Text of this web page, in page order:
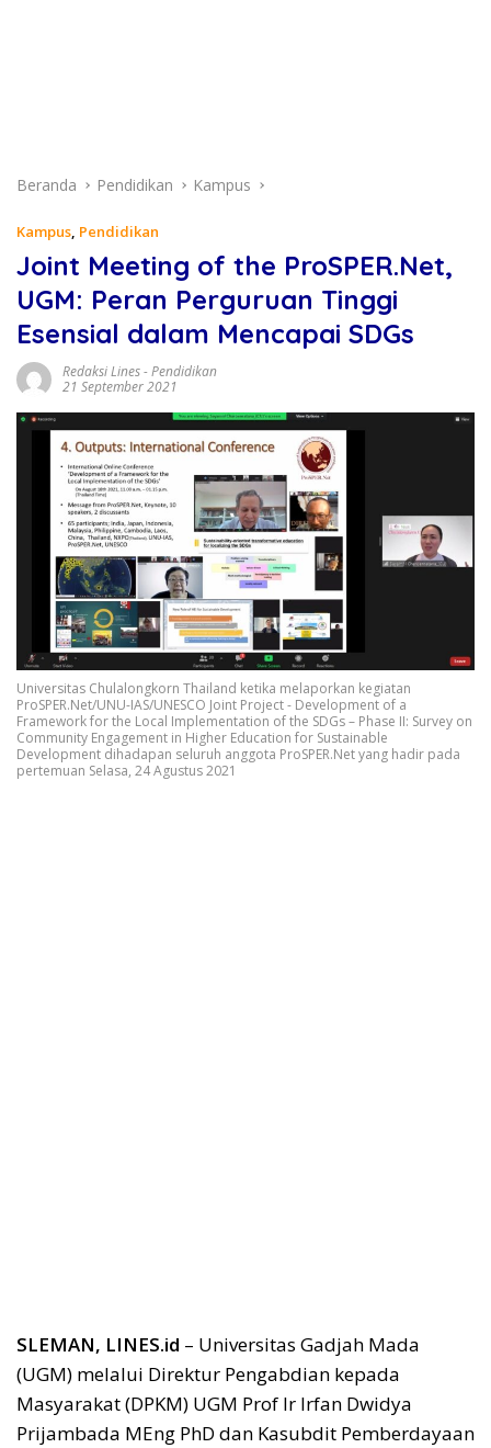
Beranda Pendidikan Kampus
Kampus, Pendidikan
Joint Meeting of the ProSPER.Net,
UGM: Peran Perguruan Tinggi
Esensial dalam Mencapai SDGs
Redaksi Lines-Pendidikan
21 September 2021
Universitas Chulalongkorn Thailand ketika melaporkan kegiatan
ProSPER.Net/UNU-IAS/UNESCO Joint Project - Development of a
Framework for the Local Implementation of the SDGs – Phase II: Survey on
Community Engagement in Higher Education for Sustainable
Development dihadapan seluruh anggota ProSPER.Net yang hadir pada
pertemuan Selasa, 24 Agustus 2021
SLEMAN, LINES.id – Universitas Gadjah Mada
(UGM) melalui Direktur Pengabdian kepada
Masyarakat (DPKM) UGM Prof Ir Irfan Dwidya
Prijambada MEng PhD dan Kasubdit Pemberdayaan